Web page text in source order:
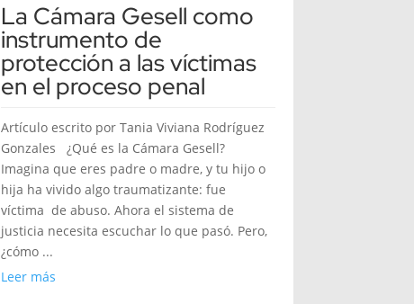
La Cámara Gesell como
instrumento de
protección a las víctimas
en el proceso penal
Artículo escrito por Tania Viviana Rodríguez
Gonzales ¿Qué es la Cámara Gesell?
Imagina que eres padre o madre, y tu hijo o
hija ha vivido algo traumatizante: fue
víctima de abuso. Ahora el sistema de
justicia necesita escuchar lo que pasó. Pero,
¿cómo ...
Leer más